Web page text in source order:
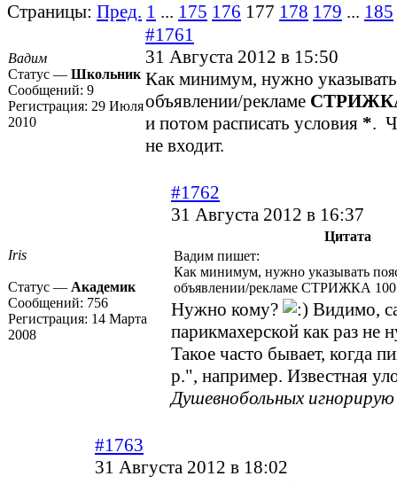
Страницы: Пред. 1 ... 175 176 177 178 179 ... 185
Вадим
Статус — Школьник
Сообщений: 9
Регистрация: 29 Июля
2010
#1761
31 Августа 2012 в 15:50
Как минимум, нужно
объявлении/рекламе
и потом расписать условия *.
не входит.
Iris
Статус — Академик
Сообщений: 756
Регистрация: 14 Марта
2008
#1762
31 Августа 2012 в 16:37
Цитата
Вадим пишет:
Как минимум, нужно указывать
объявлении/рекламе СТРИЖКА
Нужно кому?
Видимо,
парикмахерской как раз не
Такое часто бывает, когда
р.", например. Известная
Душевнобольных игнорирую
#1763
31 Августа 2012 в 18:02